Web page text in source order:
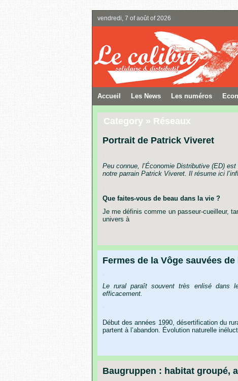
vendredi, 7 of août of 2026
Accueil Les News Les numéros
Category » Réseaux
Portrait de Patrick Viveret
Peu connue, l’Économie Distributive (ED) est
notre parrain Patrick Viveret. Il résume ici
Que faites-vous de beau dans la vie ?
Je me définis comme un passeur-cueilleur,
univers à
Fermes de la Vôge sauvées de
Le rural paraît souvent très enlisé dans
efficacement.
.
Début des années 1990, désertification du
partent à l’abandon. Évolution naturelle
Baugruppen : habitat groupé,